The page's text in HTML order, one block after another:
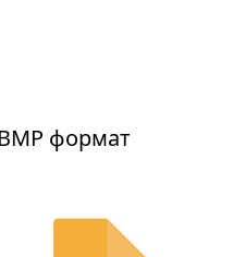
формат